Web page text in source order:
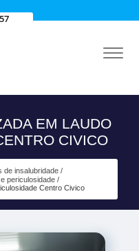
EM LAUDO
CIVICO
de insalubridade
periculosidade
Centro Civico